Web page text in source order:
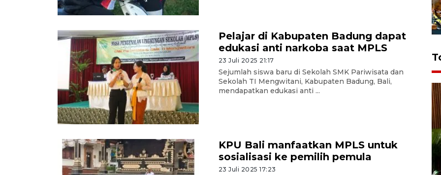
Pelajar di Kabupaten Badung dapat
edukasi anti narkoba saat MPLS
23 Juli 2025 21:17
Sejumlah siswa baru di Sekolah SMK Pariwisata dan
Sekolah TI Mengwitani, Kabupaten Badung, Bali,
mendapatkan edukasi anti ...
KPU Bali manfaatkan MPLS untuk
sosialisasi ke pemilih pemula
23 Juli 2025 17:23